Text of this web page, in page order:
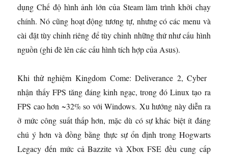
dụng Chế độ hình ảnh lớn của Steam làm trình khởi chạy
chính. Nó cũng hoạt động tương tự, nhưng có các menu và
cài đặt tùy chỉnh riêng để tùy chỉnh những thứ như cấu hình
nguồn (ghi đè lên các cấu hình tích hợp của Asus).
Khi thử nghiệm Kingdom Come: Deliverance 2, Cyber ​​
nhận thấy FPS tăng đáng kinh ngạc, trong đó Linux tạo ra
FPS cao hơn ~32% so với Windows. Xu hướng này diễn ra
ở mức công suất thấp hơn, mặc dù có sự khác biệt ít đáng
chú ý hơn và đồng bằng thực sự ổn định trong Hogwarts
Legacy đến mức cả Bazzite và Xbox FSE đều cung cấp